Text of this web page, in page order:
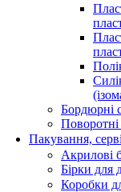
Бордюрні
Пакування,
Акрилові
Бірки для
Коробки